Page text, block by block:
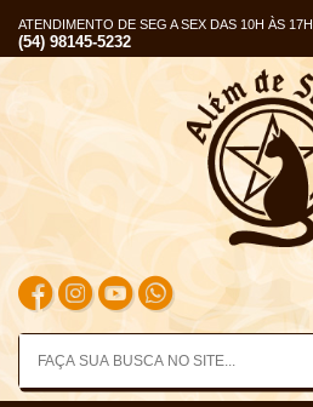
ATENDIMENTO DE SEG A SEX DAS 10H ÀS 17H
(54) 98145-5232